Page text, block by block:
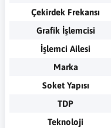
Çekirdek Frekansı
Grafik İşlemcisi
İşlemci Ailesi
Marka
Soket Yapısı
TDP
Teknoloji